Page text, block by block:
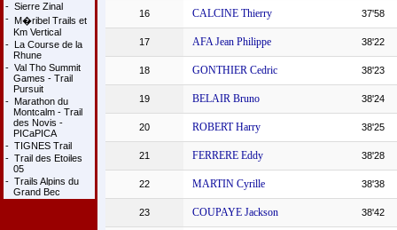
- Sierre Zinal
- M�ribel Trails et
Km Vertical
- La Course de la
Rhune
- Val Tho Summit
Games - Trail
Pursuit
- Marathon du
Montcalm - Trail
des Novis -
PICaPICA
- TIGNES Trail
- Trail des Etoiles
05
- Trails Alpins du
Grand Bec
16 CALCINE Thierry 37'58
17 AFA Jean Philippe 38'22
18 GONTHIER Cedric 38'23
19 BELAIR Bruno 38'24
20 ROBERT Harry 38'25
21 FERRERE Eddy 38'28
22 MARTIN Cyrille 38'38
23 COUPAYE Jackson 38'42